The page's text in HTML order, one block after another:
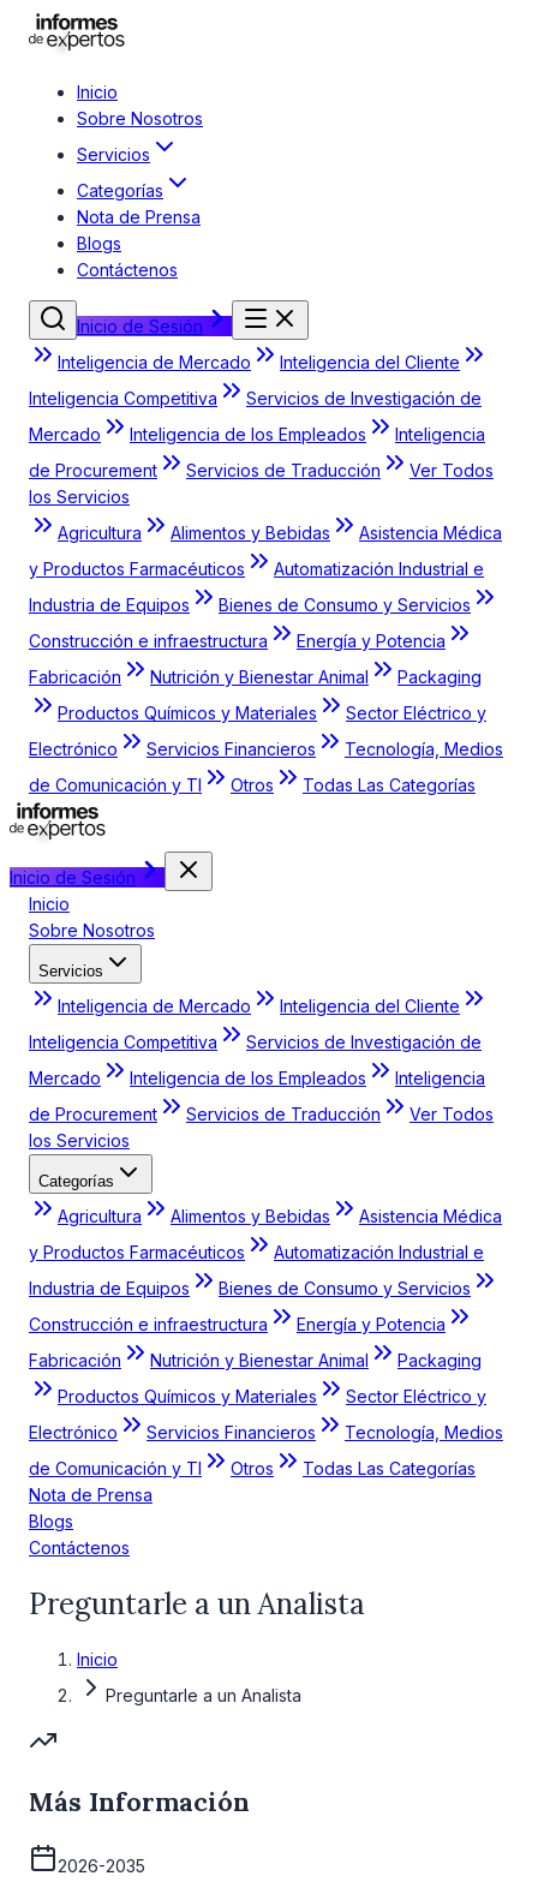
Inicio
Sobre Nosotros
Servicios
Categorías
Nota de Prensa
Blogs
Contáctenos
Inicio de Sesión
Inteligencia de Mercado
Inteligencia del Cliente
Inteligencia Competitiva
Servicios de Investigación de
Mercado
Inteligencia de los Empleados
Inteligencia
de Procurement
Servicios de Traducción
Ver Todos
los Servicios
Agricultura
Alimentos y Bebidas
Asistencia Médica
y Productos Farmacéuticos
Automatización Industrial e
Industria de Equipos
Bienes de Consumo y Servicios
Construcción e infraestructura
Energía y Potencia
Fabricación
Nutrición y Bienestar Animal
Packaging
Productos Químicos y Materiales
Sector Eléctrico y
Electrónico
Servicios Financieros
Tecnología, Medios
de Comunicación y TI
Otros Todas Las Categorías
Inicio de Sesión
Inicio
Sobre Nosotros
Servicios
Inteligencia de Mercado
Inteligencia del Cliente
Inteligencia Competitiva
Servicios de Investigación de
Mercado
Inteligencia de los Empleados
Inteligencia
de Procurement
Servicios de Traducción
Ver Todos
los Servicios
Categorías
Agricultura Alimentos y Bebidas
Asistencia Médica
y Productos Farmacéuticos
Automatización Industrial e
Industria de Equipos
Bienes de Consumo y Servicios
Construcción e infraestructura
Energía y Potencia
Fabricación
Nutrición y Bienestar Animal
Packaging
Productos Químicos y Materiales
Sector Eléctrico y
Electrónico
Servicios Financieros
Tecnología, Medios
de Comunicación y TI
Otros
Todas Las Categorías
Nota de Prensa
Blogs
Contáctenos
Preguntarle a un Analista
Inicio
Preguntarle a un Analista
Más Información
2026-2035